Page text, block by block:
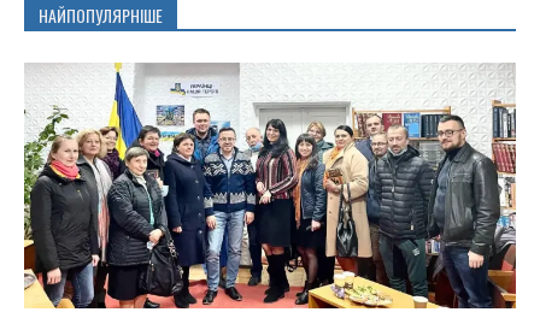
НАЙПОПУЛЯРНІШЕ